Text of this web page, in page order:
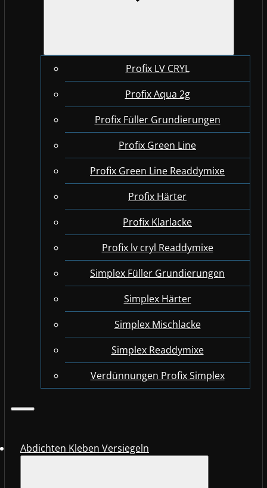
Profix LV CRYL
Profix Aqua 2g
Profix Füller Grundierungen
Profix Green Line
Profix Green Line Readdymixe
Profix Härter
Profix Klarlacke
Profix lv cryl Readdymixe
Simplex Füller Grundierungen
Simplex Härter
Simplex Mischlacke
Simplex Readdymixe
Verdünnungen Profix Simplex
Abdichten Kleben Versiegeln